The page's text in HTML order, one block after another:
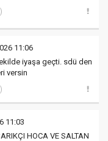
11:06
iyaşa geçti. sdü den
versin
11:03
HOCA VE SALTAN